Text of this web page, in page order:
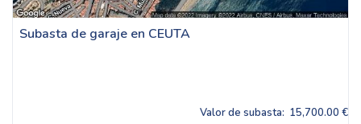
Subasta de garaje en CEUTA
Valor de subasta: 15,700.00 €